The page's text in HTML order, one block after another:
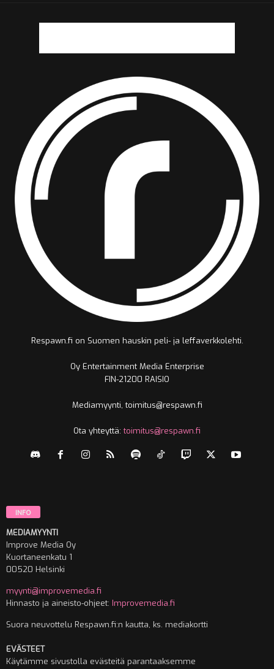
Respawn.fi on Suomen hauskin peli- ja leffaverkkolehti.
Oy Entertainment Media Enterprise
FIN-21200 RAISIO
Mediamyynti, toimitus@respawn.fi
Ota yhteyttä:toimitus@respawn.fi
INFO
MEDIAMYYNTI
Improve Media Oy
Kuortaneenkatu 1
00520 Helsinki
myynti@improvemedia.fi
Hinnasto ja aineisto-ohjeet: Improvemedia.fi
Suora neuvottelu Respawn.fi:n kautta, ks. mediakortti
EVÄSTEET
Käytämme sivustolla evästeitä parantaaksemme